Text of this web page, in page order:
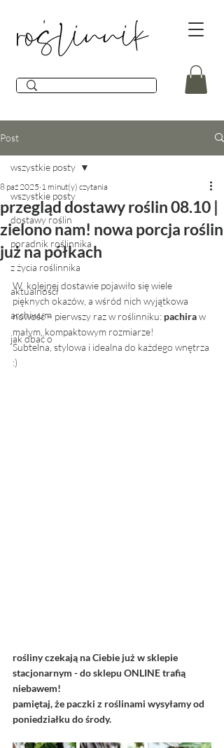
Post
wszystkie posty
dostawy roślin
poradnik roślinnika
z życia roślinnika
aktualności
archiwum
jak dbać o
wszystkie posty
przegląd dostawy roślin 08.10 |
zielono nam! nowa porcja roślin
już na półkach
8 paź 2025 1 minut(y) czytania
W  kolejnej dostawie pojawiło się wiele
pięknych okazów, a wśród nich wyjątkowa
nowość – pierwszy raz w roślinniku: pachira w
małym, kompaktowym rozmiarze!
Subtelna, stylowa i idealna do każdego wnętrza
:)
rośliny czekają na Ciebie już w sklepie
stacjonarnym - do sklepu ONLINE trafią
niebawem!
pamiętaj, że paczki z roślinami wysyłamy od
poniedziałku do środy.